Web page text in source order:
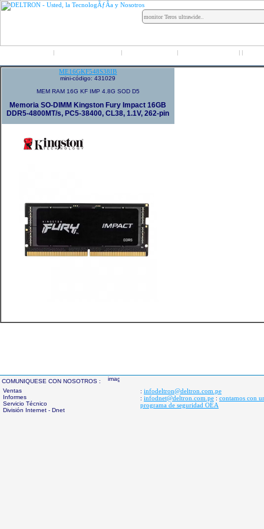
| | | | |
ME16GKF548S38IB
mini-código: 431029
MEM RAM 16G KF IMP 4.8G SOD D5
Memoria SO-DIMM Kingston Fury Impact 16GB
DDR5-4800MT/s, PC5-38400, CL38, 1.1V, 262-pin
COMUNIQUESE CON NOSOTROS :
Ventas
Informes
Servicio Técnico
División Internet - Dnet
: infodeltron@deltron.com.pe
: infodnet@deltron.com.pe : contamos con
programa de seguridad OEA